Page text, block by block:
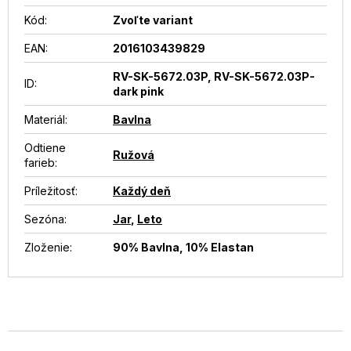
Kód: Zvoľte variant
EAN: 2016103439829
ID:
RV-SK-5672.03P, RV-SK-5672.03P-
dark pink
Materiál: Bavlna
Odtiene
farieb:
Ružová
Príležitosť: Každý deň
Sezóna: Jar, Leto
Zloženie: 90% Bavlna, 10% Elastan